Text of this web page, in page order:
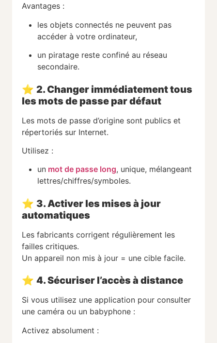
Avantages :
les objets connectés ne peuvent pas
accéder à votre ordinateur,
un piratage reste confiné au réseau
secondaire.
⭐ 2. Changer immédiatement tous
les mots de passe par défaut
Les mots de passe d’origine sont publics et
répertoriés sur Internet.
Utilisez :
un mot de passe long, unique, mélangeant
lettres/chiffres/symboles.
⭐ 3. Activer les mises à jour
automatiques
Les fabricants corrigent régulièrement les
failles critiques.
Un appareil non mis à jour = une cible facile.
⭐ 4. Sécuriser l’accès à distance
Si vous utilisez une application pour consulter
une caméra ou un babyphone :
Activez absolument :